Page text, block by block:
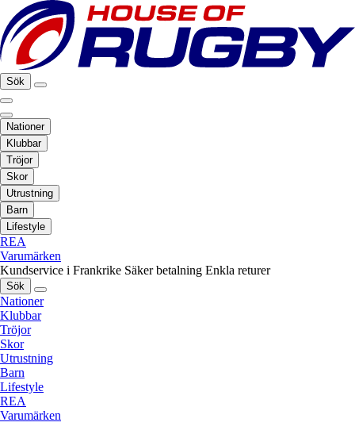
Sök
Nationer
Klubbar
Tröjor
Skor
Utrustning
Barn
Lifestyle
REA
Varumärken
Kundservice i Frankrike Säker betalning Enkla returer
Sök
Nationer
Klubbar
Tröjor
Skor
Utrustning
Barn
Lifestyle
REA
Varumärken